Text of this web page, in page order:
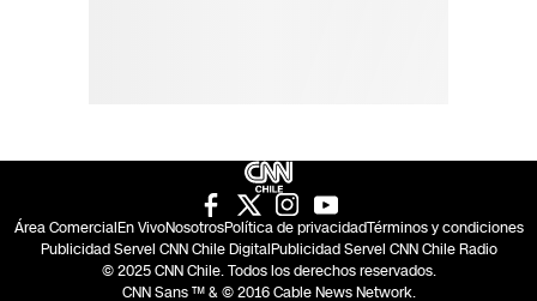
Área ComercialEn VivoNosotrosPolítica de privacidadTérminos y condiciones
Publicidad Servel CNN Chile DigitalPublicidad Servel CNN Chile Radio
© 2025 CNN Chile. Todos los derechos reservados.
CNN Sans ™ & © 2016 Cable News Network.